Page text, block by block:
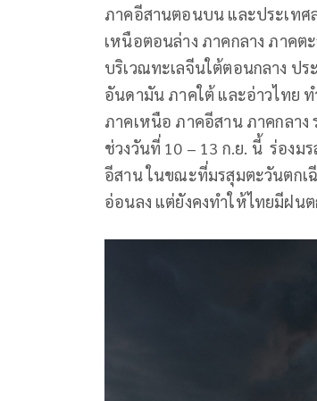
ภาคอีสานตอนบน และประเทศ
เหนือตอนล่าง ภาคกลาง ภาคต
บริเวณทะเลจีนใต้ตอนกลาง ป
อันดามัน ภาคใต้ และอ่าวไทย
ภาคเหนือ ภาคอีสาน ภาคกลา
ช่วงวันที่ 10 – 13 ก.ย. นี้ ร่อง
อีสาน ในขณะที่มรสุมตะวันตกเ
อ่อนลง แต่ยังคงทำให้ไทยมีฝน